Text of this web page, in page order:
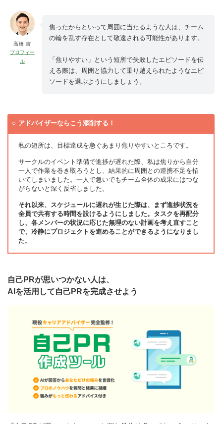
高橋 宙
プロフィー
ル
焦ったからといって周囲に当たるような人は、チーム
の輪を乱す存在として敬遠される可能性があります。
「焦りやすい」という短所で失敗したエピソードを伝
える際は、周囲と協力して乗り越えられたようなエピ
ソードを選ぶようにしましょう。
アドバイザーならこう添削する！
私の短所は、目標達成を急ぐあまり焦りやすいところです。
サークルのイベント準備で進捗が遅れた際、私は焦りから自分
一人で作業を巻き取ろうとし、結果的に周囲との連携不足を招
いてしまいました。一人で急いでもチーム全体の成果にはつな
がらないと深く反省しました。
それ以来、スケジュールに遅れが生じた際は、まず進捗状況を
全員で共有する時間を設けるようにしました。タスクを再配分
し、各メンバーの状況に応じた無理のない計画を考え直すこと
で、冷静にプロジェクトを進めることができるようになりまし
た。
自己PRが思いつかない人は、
AIを活用して自己PRを完成させよう